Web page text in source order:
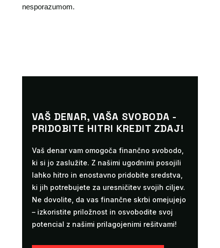
nesporazumom.
VAŠ DENAR, VAŠA SVOBODA -
PRIDOBITE HITRI KREDIT ZDAJ!
Vaš denar vam omogoča finančno svobodo,
ki si jo zaslužite. Z našimi ugodnimi posojili
lahko hitro in enostavno pridobite sredstva,
ki jih potrebujete za uresničitev svojih ciljev.
Ne dovolite, da vas finančne skrbi omejujejo
– izkoristite priložnost in osvobodite svoj
potencial z našimi prilagojenimi rešitvami!